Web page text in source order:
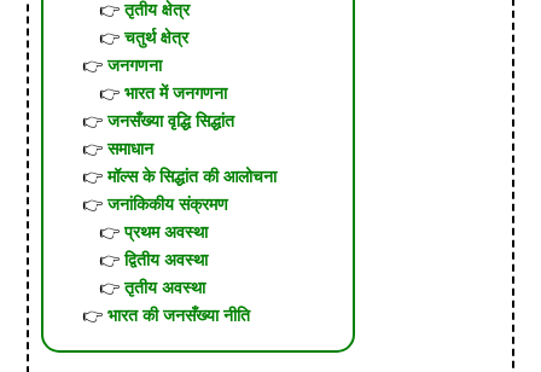
तृतीय क्षेत्र
चतुर्थ क्षेत्र
जनगणना
भारत में जनगणना
जनसँख्या वृद्धि सिद्धांत
समाधान
मॉल्स के सिद्धांत की आलोचना
जनांकिकीय संक्रमण
प्रथम अवस्था
द्वितीय अवस्था
तृतीय अवस्था
भारत की जनसँख्या नीति